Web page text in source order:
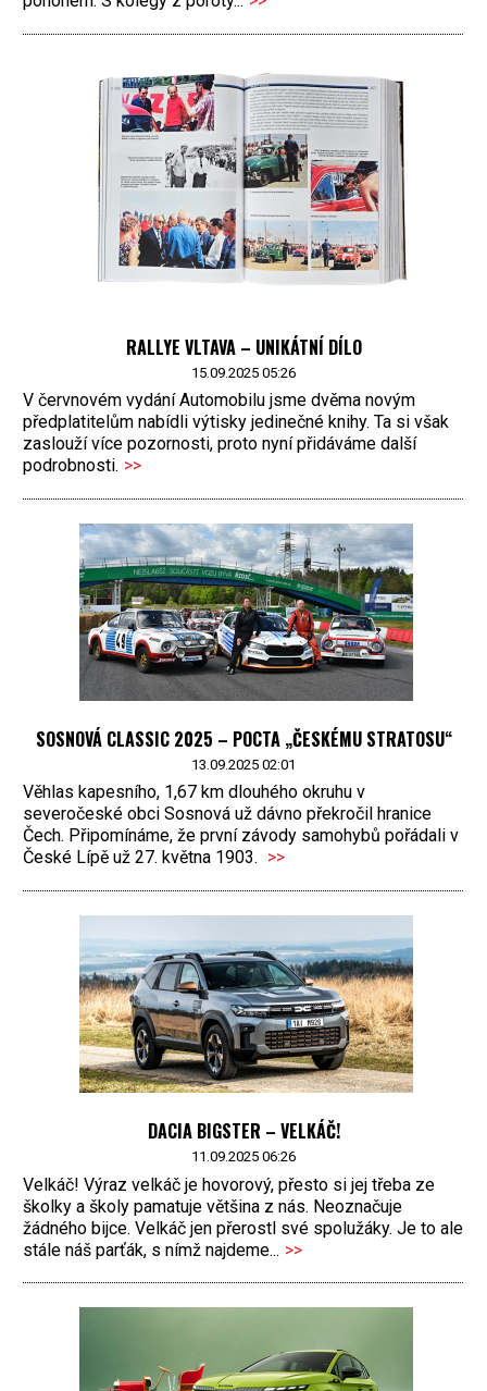
RALLYE VLTAVA – UNIKÁTNÍ DÍLO
15.09.2025 05:26
V červnovém vydání Automobilu jsme dvěma novým
předplatitelům nabídli výtisky jedinečné knihy. Ta si však
zaslouží více pozornosti, proto nyní přidáváme další
podrobnosti. >>
SOSNOVÁ CLASSIC 2025 – POCTA „ČESKÉMU STRATOSU“
13.09.2025 02:01
Věhlas kapesního, 1,67 km dlouhého okruhu v
severočeské obci Sosnová už dávno překročil hranice
Čech. Připomínáme, že první závody samohybů pořádali v
České Lípě už 27. května 1903. >>
DACIA BIGSTER – VELKÁČ!
11.09.2025 06:26
Velkáč! Výraz velkáč je hovorový, přesto si jej třeba ze
školky a školy pamatuje většina z nás. Neoznačuje
žádného bijce. Velkáč jen přerostl své spolužáky. Je to ale
stále náš parťák, s nímž najdeme... >>